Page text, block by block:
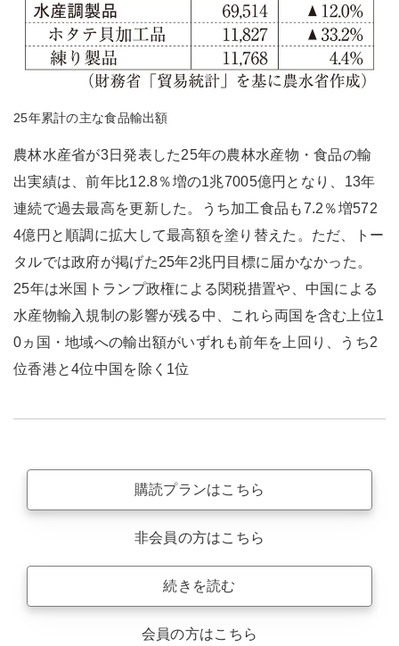
25年累計の主な食品輸出額
農林水産省が3日発表した25年の農林水産物・食品の輸
出実績は、前年比12.8％増の1兆7005億円となり、13年
連続で過去最高を更新した。うち加工食品も7.2％増572
4億円と順調に拡大して最高額を塗り替えた。ただ、トー
タルでは政府が掲げた25年2兆円目標に届かなかった。
25年は米国トランプ政権による関税措置や、中国による
水産物輸入規制の影響が残る中、これら両国を含む上位1
0ヵ国・地域への輸出額がいずれも前年を上回り、うち2
位香港と4位中国を除く1位
購読プランはこちら
非会員の方はこちら
続きを読む
会員の方はこちら